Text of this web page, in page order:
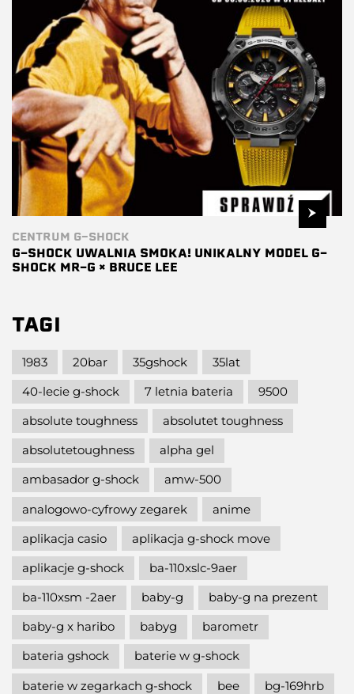
CENTRUM G-SHOCK
G-SHOCK UWALNIA SMOKA! UNIKALNY MODEL G-
SHOCK MR-G × BRUCE LEE
TAGI
1983 20bar 35gshock
35lat
40-lecie g-shock
7 letnia bateria
9500
absolute toughness
absolutet toughness
absolutetoughness
alpha gel
ambasador g-shock
amw-500
analogowo-cyfrowy zegarek
anime
aplikacja casio
aplikacja g-shock move
aplikacje g-shock
ba-110xslc-9aer
ba-110xsm -2aer
baby-g
baby-g na prezent
baby-g x haribo
babyg
barometr
bateria gshock
baterie w g-shock
baterie w zegarkach g-shock
bee
bg-169hrb